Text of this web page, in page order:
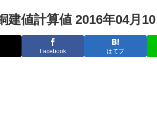
建値計算値 2016年04月
Facebook はてブ